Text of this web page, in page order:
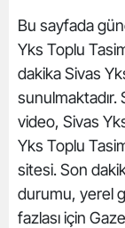
Bu sayfada
Yks Toplu
dakika Sivas
sunulmaktadır.
video, Sivas
Yks Toplu
sitesi. Son
durumu, yerel
fazlası için